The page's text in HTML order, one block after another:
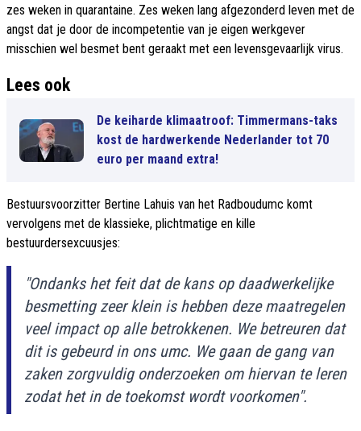
zes weken in quarantaine. Zes weken lang afgezonderd leven met de
angst dat je door de incompetentie van je eigen werkgever
misschien wel besmet bent geraakt met een levensgevaarlijk virus.
Lees ook
De keiharde klimaatroof: Timmermans-taks
kost de hardwerkende Nederlander tot 70
euro per maand extra!
Bestuursvoorzitter Bertine Lahuis van het Radboudumc komt
vervolgens met de klassieke, plichtmatige en kille
bestuurdersexcuusjes:
"Ondanks het feit dat de kans op daadwerkelijke
besmetting zeer klein is hebben deze maatregelen
veel impact op alle betrokkenen. We betreuren dat
dit is gebeurd in ons umc. We gaan de gang van
zaken zorgvuldig onderzoeken om hiervan te leren
zodat het in de toekomst wordt voorkomen".